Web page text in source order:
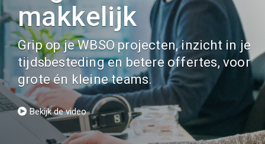
makkelijk
Grip op je WBSO projecten, inzicht in je
tijdsbesteding en betere offertes, voor
grote én kleine teams.
Bekijk de video